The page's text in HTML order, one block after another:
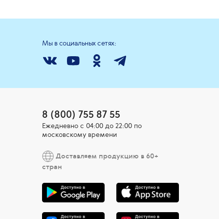
город делает свое черное дело! Дефицит
будет налицо и на лице. Неправильный уход.
ухода?
С ними можно и нужно бороться. И
в любом возрасте. Сочетание экстракта
помогает вернуть коже сияние, молодость и
Мы в социальных сетях:
8 (800) 755 87 55
Ежедневно c 04:00 до 22:00 по
московскому времени
Доставляем продукцию в 60+
стран